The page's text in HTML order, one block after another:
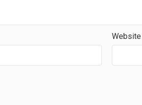
Website